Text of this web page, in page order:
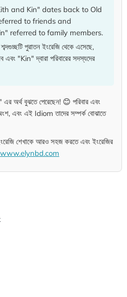
and Kin" dates back to Old
to friends and
referred to family members.
পুরাতন ইংরেজি থেকে এসেছে,
এবং "Kin" দ্বারা পরিবারের সদস্যদের
বুঝতে পেরেছেন! 😊 পরিবার এবং
এবং এই Idiom তাদের সম্পর্ক বোঝাতে
শেখাকে আরও সহজ করতে এবং ইংরেজির
www.elynbd.com